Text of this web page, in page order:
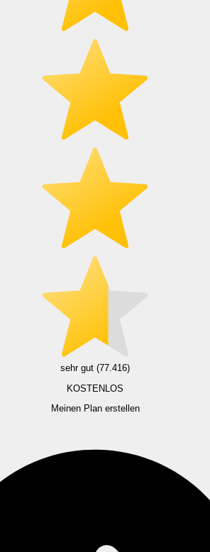
sehr gut (77.416)
KOSTENLOS
Meinen Plan erstellen